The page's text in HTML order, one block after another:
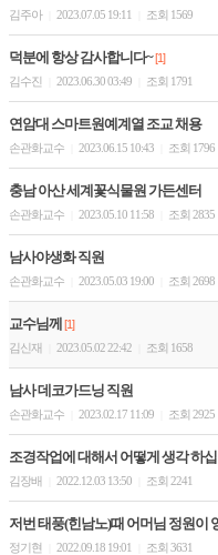
김주아 2023.07.05 19:11 조회 1569
덕분에 항상 감사합니다~[1]
김수진
2023.06.30 03:49 조회 1791
연암대 스마트원예계열 조교 채용
손관화교수 2023.06.15 10:43 조회 1796
충남 아산 세계꽃식물원 가든센터
손관화교수 2023.05.10 11:58 조회 2835
남사야생화 직원
손관화교수 2023.05.03 19:00 조회 2698
교수님께 [1]
김신재
2023.05.02 22:42 조회 1658
남사 데코가드닝 직원
손관화교수 2023.02.17 11:09 조회 2925
조경작업에 대해서 어떻게 생각 하
김장배
2022.12.03 13:50 조회 2241
저번 태풍(힌남노)때 어머님 정원이
정기현
2022.09.18 19:01 조회 3631